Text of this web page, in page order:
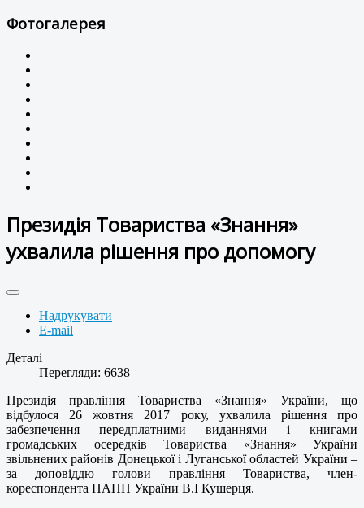
Фотогалерея
Президія Товариства «Знання»
ухвалила рішення про допомогу
Надрукувати
E-mail
Деталі
Перегляди: 6638
Президія правління Товариства «Знання» України, що
відбулося 26 жовтня 2017 року, ухвалила рішення про
забезпечення передплатними виданнями і книгами
громадських осередків Товариства «Знання» України
звільнених районів Донецької і Луганської областей України –
за доповіддю голови правління Товариства, член-
кореспондента НАПН України В.І Кушерця.